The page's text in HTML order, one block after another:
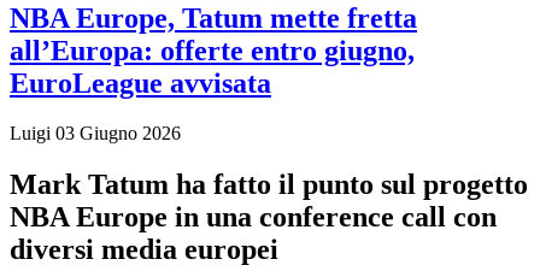
NBA Europe, Tatum mette fretta
all’Europa: offerte entro giugno,
EuroLeague avvisata
Luigi 03 Giugno 2026
Mark Tatum ha fatto il punto sul progetto
NBA Europe in una conference call con
diversi media europei